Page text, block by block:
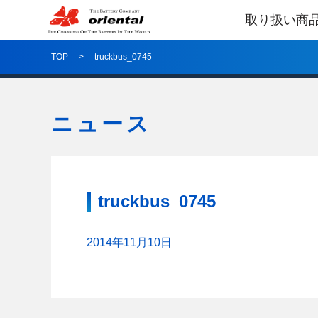
取り扱い商
TOP truckbus_0745
ニュース
truckbus_0745
2014年11月10日